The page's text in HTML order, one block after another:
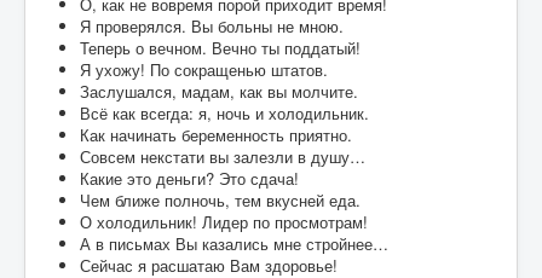
Контакты
Карта сайта
Старо-Улановичское кладбище
Местечко Колышки, старинное еврейское
кладбище
Я проверялcя. Вы больны не мною.
Теперь о вечном. Вечно ты поддатый!
Я ухожу! По сокращенью штатов.
Заслушался, мадам, как вы молчите.
Всё как всегда: я, ночь и холодильник.
Как начинать беременность приятно.
Совсем некстати вы залезли в душу…
Какие это деньги? Это сдача!
Чем ближе полночь, тем вкусней еда.
О холодильник! Лидер по просмотрам!
А в письмах Вы казались мне стройнее…
Сейчас я расшатаю Вам здоровье!